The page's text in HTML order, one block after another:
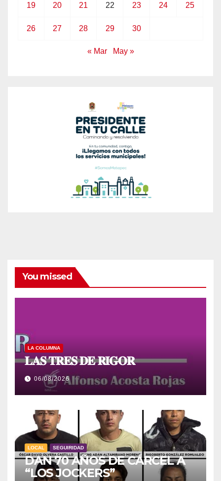
19 20 21 22 23 24 25
26 27 28 29 30
« Mar May »
You missed
LA COLUMNA
𝐋𝐀𝐒 𝐓𝐑𝐄𝐒 𝐃𝐄 𝐑𝐈𝐆𝐎𝐑
06/08/2026
LOCAL SEGUIRIDAD
DAN 70 AÑOS DE CÁRCEL A
“LOS JOCKERS”